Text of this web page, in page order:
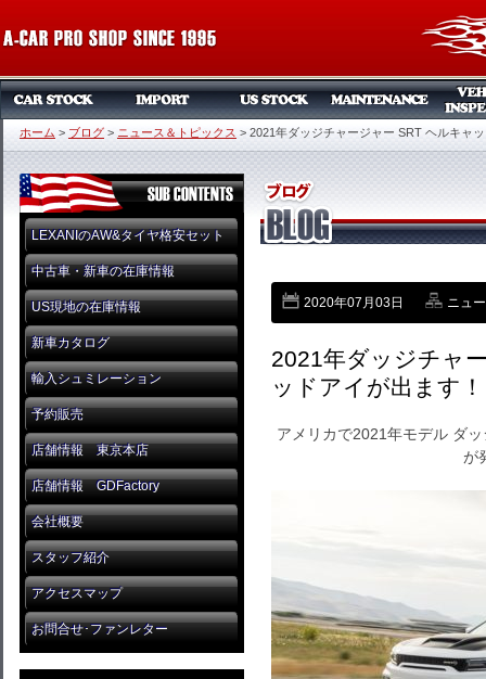
ホーム > ブログ > ニュース＆トピックス > 2021年ダッジチャージャー SRT ヘルキャ
LEXANIのAW&タイヤ格安セット
中古車・新車の在庫情報
US現地の在庫情報
新車カタログ
輸入シュミレーション
予約販売
店舗情報 東京本店
店舗情報 GDFactory
会社概要
スタッフ紹介
アクセスマップ
お問合せ･ファンレター
2020年07月03日 ニュ
2021年ダッジチャ
ッドアイが出ます！
アメリカで2021年モデル ダ
が